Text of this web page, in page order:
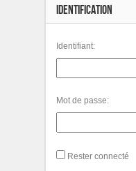
IDENTIFICATION
Identifiant:
Mot de passe:
Rester connecté